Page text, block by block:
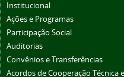
Institucional
Ações e Programas
Participação Social
Auditorias
Convênios e Transferências
Acordos de Cooperação Técnica